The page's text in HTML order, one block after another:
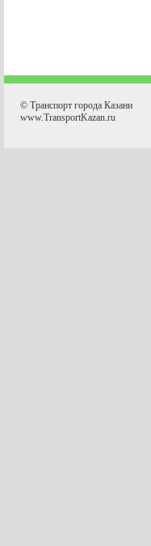
© Транспорт города Казани
www.TransportKazan.ru